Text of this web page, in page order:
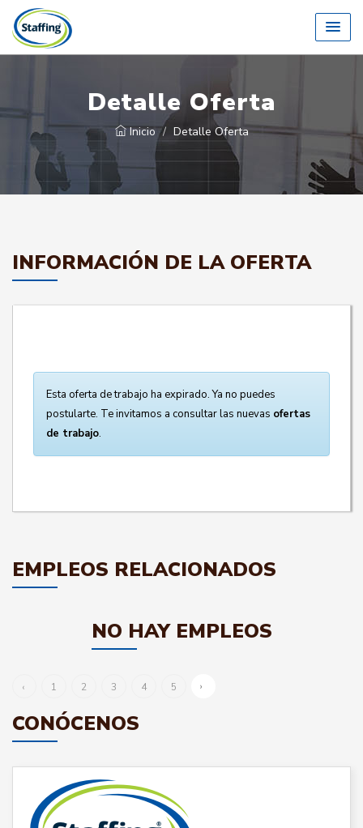
Detalle Oferta
Inicio Detalle Oferta
INFORMACIÓN DE LA OFERTA
Esta oferta de trabajo ha expirado. Ya no puedes
postularte. Te invitamos a consultar las nuevas ofertas
de trabajo.
EMPLEOS RELACIONADOS
NO HAY EMPLEOS
‹ 1 2 3 4 5 ›
CONÓCENOS